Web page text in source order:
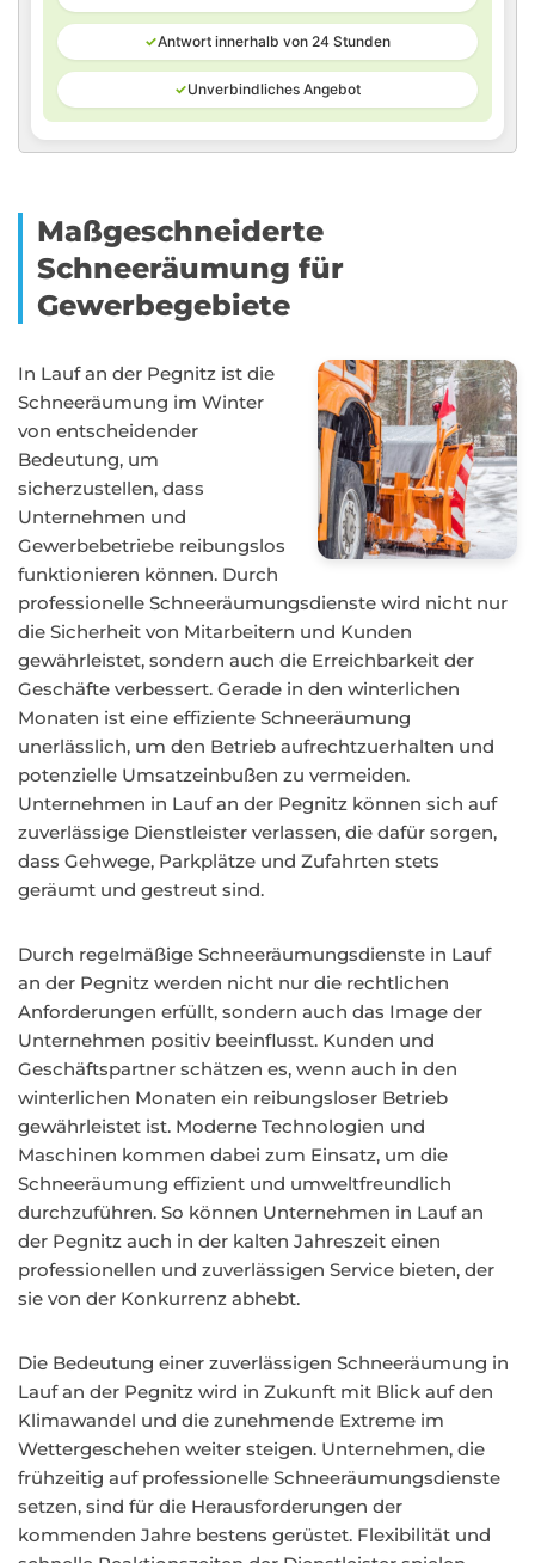
✓Antwort innerhalb von 24 Stunden
✓Unverbindliches Angebot
Maßgeschneiderte
Schneeräumung für
Gewerbegebiete
In Lauf an der Pegnitz ist die
Schneeräumung im Winter
von entscheidender
Bedeutung, um
sicherzustellen, dass
Unternehmen und
Gewerbebetriebe reibungslos
funktionieren können. Durch
professionelle Schneeräumungsdienste wird nicht nur
die Sicherheit von Mitarbeitern und Kunden
gewährleistet, sondern auch die Erreichbarkeit der
Geschäfte verbessert. Gerade in den winterlichen
Monaten ist eine effiziente Schneeräumung
unerlässlich, um den Betrieb aufrechtzuerhalten und
potenzielle Umsatzeinbußen zu vermeiden.
Unternehmen in Lauf an der Pegnitz können sich auf
zuverlässige Dienstleister verlassen, die dafür sorgen,
dass Gehwege, Parkplätze und Zufahrten stets
geräumt und gestreut sind.
Durch regelmäßige Schneeräumungsdienste in Lauf
an der Pegnitz werden nicht nur die rechtlichen
Anforderungen erfüllt, sondern auch das Image der
Unternehmen positiv beeinflusst. Kunden und
Geschäftspartner schätzen es, wenn auch in den
winterlichen Monaten ein reibungsloser Betrieb
gewährleistet ist. Moderne Technologien und
Maschinen kommen dabei zum Einsatz, um die
Schneeräumung effizient und umweltfreundlich
durchzuführen. So können Unternehmen in Lauf an
der Pegnitz auch in der kalten Jahreszeit einen
professionellen und zuverlässigen Service bieten, der
sie von der Konkurrenz abhebt.
Die Bedeutung einer zuverlässigen Schneeräumung in
Lauf an der Pegnitz wird in Zukunft mit Blick auf den
Klimawandel und die zunehmende Extreme im
Wettergeschehen weiter steigen. Unternehmen, die
frühzeitig auf professionelle Schneeräumungsdienste
setzen, sind für die Herausforderungen der
kommenden Jahre bestens gerüstet. Flexibilität und